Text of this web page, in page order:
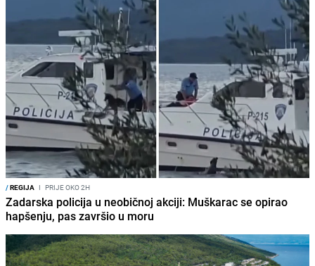
/REGIJA I PRIJE OKO 2H
Zadarska policija u neobičnoj akciji: Muškarac se opirao
hapšenju, pas završio u moru